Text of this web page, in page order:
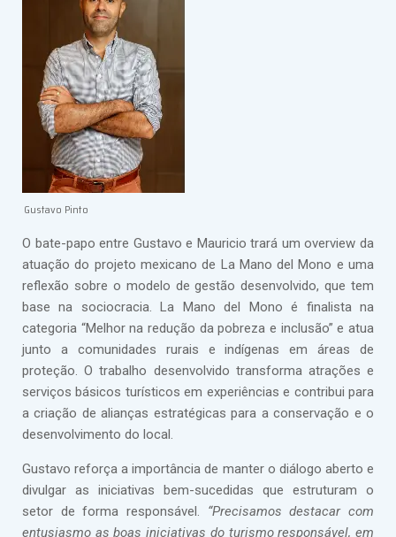
Gustavo Pinto
O bate-papo entre Gustavo e Mauricio trará um overview da
atuação do projeto mexicano de La Mano del Mono e uma
reflexão sobre o modelo de gestão desenvolvido, que tem
base na sociocracia. La Mano del Mono é finalista na
categoria “Melhor na redução da pobreza e inclusão” e atua
junto a comunidades rurais e indígenas em áreas de
proteção. O trabalho desenvolvido transforma atrações e
serviços básicos turísticos em experiências e contribui para
a criação de alianças estratégicas para a conservação e o
desenvolvimento do local.
Gustavo reforça a importância de manter o diálogo aberto e
divulgar as iniciativas bem-sucedidas que estruturam o
setor de forma responsável. “Precisamos destacar com
entusiasmo as boas iniciativas do turismo responsável, em